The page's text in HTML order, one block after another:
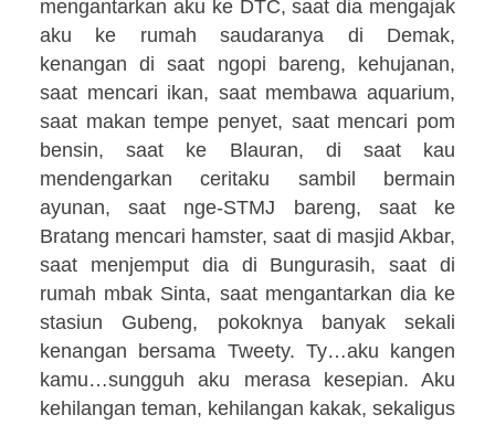
mengantarkan aku ke DTC, saat dia mengajak
aku ke rumah saudaranya di Demak,
kenangan di saat ngopi bareng, kehujanan,
saat mencari ikan, saat membawa aquarium,
saat makan tempe penyet, saat mencari pom
bensin, saat ke Blauran, di saat kau
mendengarkan ceritaku sambil bermain
ayunan, saat nge-STMJ bareng, saat ke
Bratang mencari hamster, saat di masjid Akbar,
saat menjemput dia di Bungurasih, saat di
rumah mbak Sinta, saat mengantarkan dia ke
stasiun Gubeng, pokoknya banyak sekali
kenangan bersama Tweety. Ty…aku kangen
kamu…sungguh aku merasa kesepian. Aku
kehilangan teman, kehilangan kakak, sekaligus